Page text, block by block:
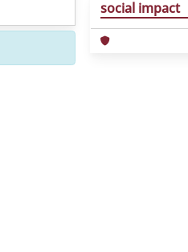
social impact